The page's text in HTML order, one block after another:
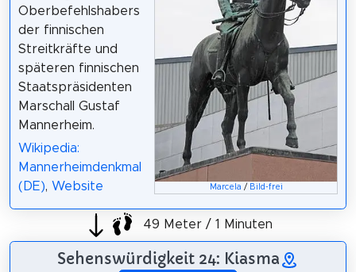
Marcela / Bild-frei
Oberbefehlshabers
der finnischen
Streitkräfte und
späteren finnischen
Staatspräsidenten
Marschall Gustaf
Mannerheim.
Wikipedia:
Mannerheimdenkmal
(DE), Website
49 Meter / 1 Minuten
Sehenswürdigkeit 24: Kiasma